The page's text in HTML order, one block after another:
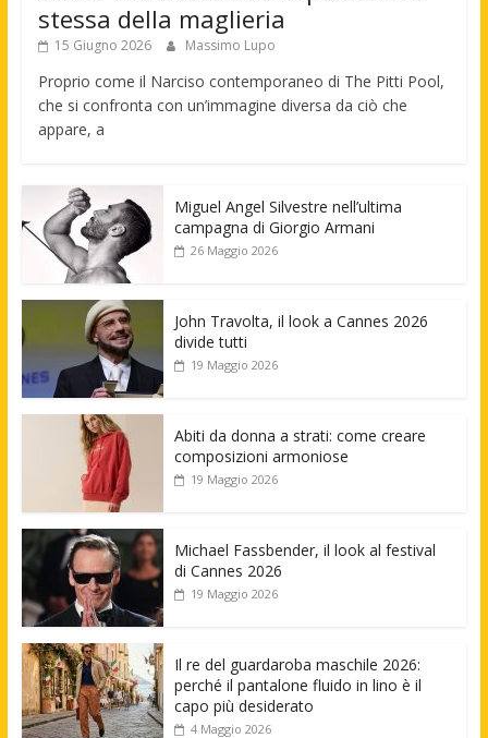
stessa della maglieria
15 Giugno 2026 Massimo Lupo
Proprio come il Narciso contemporaneo di The Pitti Pool,
che si confronta con un’immagine diversa da ciò che
appare, a
Miguel Angel Silvestre nell’ultima
campagna di Giorgio Armani
26 Maggio 2026
John Travolta, il look a Cannes 2026
divide tutti
19 Maggio 2026
Abiti da donna a strati: come creare
composizioni armoniose
19 Maggio 2026
Michael Fassbender, il look al festival
di Cannes 2026
19 Maggio 2026
Il re del guardaroba maschile 2026:
perché il pantalone fluido in lino è il
capo più desiderato
4 Maggio 2026